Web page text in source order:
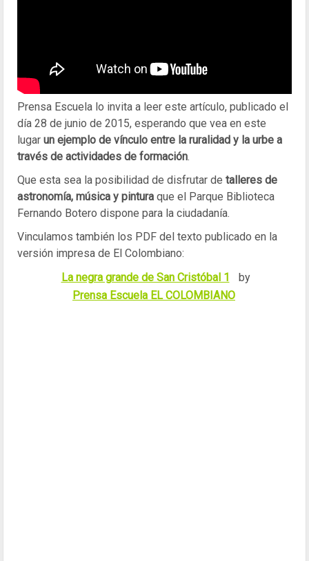
Prensa Escuela lo invita a leer este artículo, publicado el
día 28 de junio de 2015, esperando que vea en este
lugar un ejemplo de vínculo entre la ruralidad y la urbe a
través de actividades de formación.
Que esta sea la posibilidad de disfrutar de talleres de
astronomía, música y pintura que el Parque Biblioteca
Fernando Botero dispone para la ciudadanía.
Vinculamos también los PDF del texto publicado en la
versión impresa de El Colombiano:
La negra grande de San Cristóbal 1
by
Prensa Escuela EL COLOMBIANO